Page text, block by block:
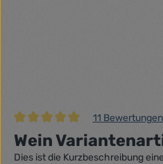
Durchschnittliche Bewertung von
11 Bewertungen
Wein
Dies ist die Kurzbeschreibung